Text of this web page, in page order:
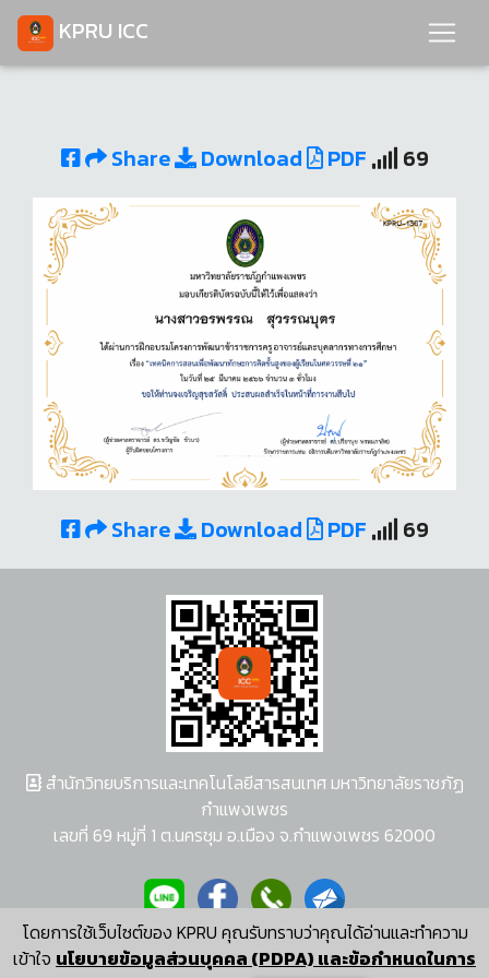
KPRU ICC
Share Download PDF 69
Share Download PDF 69
โดยการใช้เว็บไซต์ของ KPRU คุณรับทราบว่าคุณได้อ่านและทำความ
เข้าใจ นโยบายข้อมูลส่วนบุคคล (PDPA) และข้อกำหนดในการ
สำนักวิทยบริการและเทคโนโลยีสารสนเทศ มหาวิทยาลัยราชภัฏ
กำแพงเพชร
เลขที่ 69 หมู่ที่ 1 ต.นครชุม อ.เมือง จ.กำแพงเพชร 62000
ผู้พัฒนาระบบ อนุชา พวงผกา